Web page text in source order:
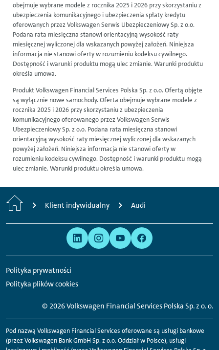
obejmuje wybrane modele z rocznika 2025 i 2026 przy skorzystaniu z
ubezpieczenia komunikacyjnego i ubezpieczenia spłaty kredytu
oferowanych przez Volkswagen Serwis Ubezpieczeniowy Sp. z o.o.
Podana rata miesięczna stanowi orientacyjną wysokość raty
miesięcznej wyliczonej dla wskazanych powyżej założeń. Niniejsza
informacja nie stanowi oferty w rozumieniu kodeksu cywilnego.
Dostępność i warunki produktu mogą ulec zmianie. Warunki produktu
określa umowa.
Produkt Volkswagen Financial Services Polska Sp. z o.o. Ofertą objęte
są wyłącznie nowe samochody. Oferta obejmuje wybrane modele z
rocznika 2025 i 2026 przy skorzystaniu z ubezpieczenia
komunikacyjnego oferowanego przez Volkswagen Serwis
Ubezpieczeniowy Sp. z o.o. Podana rata miesięczna stanowi
orientacyjną wysokość raty miesięcznej wyliczonej dla wskazanych
powyżej założeń. Niniejsza informacja nie stanowi oferty w
rozumieniu kodeksu cywilnego. Dostępność i warunki produktu mogą
ulec zmianie. Warunki produktu określa umowa.
Klient indywidualny Audi
prywatność
Polityka prywatności
Polityka plików cookies
w
następujących
mediach
© 2026 Volkswagen Financial Services Polska Sp. z o. o.
Pod nazwą Volkswagen Financial Services oferowane są usługi bankowe
(przez Volkswagen Bank GmbH Sp. z o.o. Oddział w Polsce), usługi